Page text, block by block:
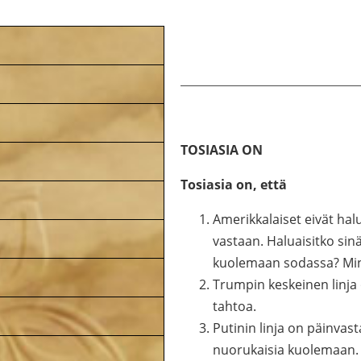
TOSIASIA ON
Tosiasia on, että
Amerikkalaiset eivät
vastaan. Haluaisitko
kuolemaan sodassa?
Trumpin keskeinen
tahtoa.
Putinin linja on
nuorukaisia kuolemaan.